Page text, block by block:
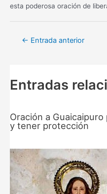
esta poderosa oración de
Navegación
← Entrada anterior
Entradas
Oración a
y tener protección